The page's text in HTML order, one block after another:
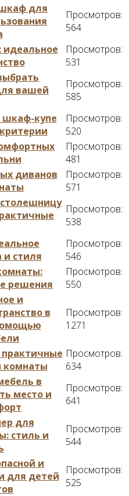
для
Просмотров:
564
Просмотров:
531
вашей
Просмотров:
585
шкаф-купе
Просмотров:
520
Просмотров:
481
диванов
Просмотров:
571
Просмотров:
538
и стиля
Просмотров:
546
решения
Просмотров:
550
и
в
Просмотров:
1271
комнаты
Просмотров:
634
в
место и
Просмотров:
641
для
стиль и
Просмотров:
544
и
для детей
Просмотров:
525